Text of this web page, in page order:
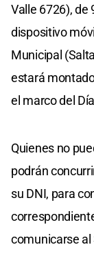
Valle 6726), de
dispositivo
Municipal
estará
el marco del
Quienes no
podrán
su DNI, para
comunicarse